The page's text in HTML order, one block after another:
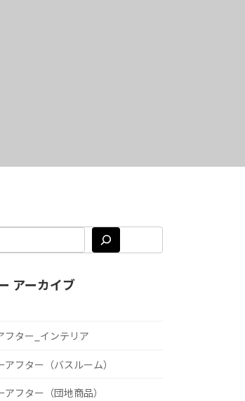
アーカイブ
フター_インテリア
アフター（バスルーム）
アフター（団地商品）